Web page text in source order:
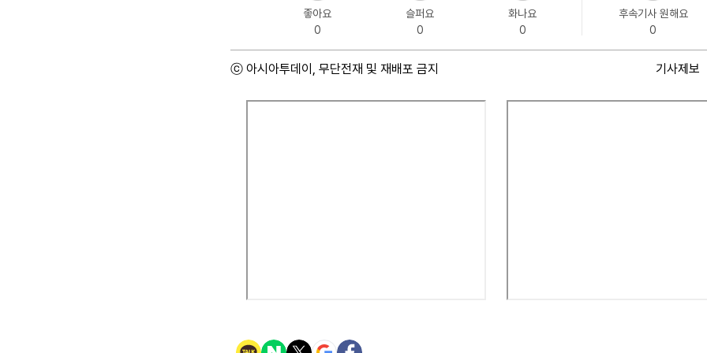
좋아요
0
슬퍼요
0
화나요
0
후속기사 원해요
0
ⓒ 아시아투데이, 무단전재 및 재배포 금지 기사제보